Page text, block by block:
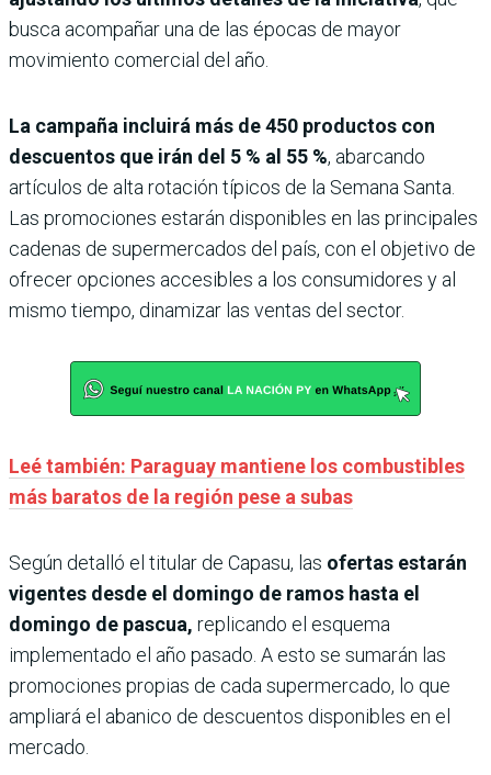
busca acompañar una de las épocas de mayor
movimiento comercial del año.
La campaña incluirá más de 450 productos con
descuentos que irán del 5 % al 55 %, abarcando
artículos de alta rotación típicos de la Semana Santa.
Las promociones estarán disponibles en las principales
cadenas de supermercados del país, con el objetivo de
ofrecer opciones accesibles a los consumidores y al
mismo tiempo, dinamizar las ventas del sector.
Leé también: Paraguay mantiene los combustibles
más baratos de la región pese a subas
Según detalló el titular de Capasu, las ofertas estarán
vigentes desde el domingo de ramos hasta el
domingo de pascua, replicando el esquema
implementado el año pasado. A esto se sumarán las
promociones propias de cada supermercado, lo que
ampliará el abanico de descuentos disponibles en el
mercado.